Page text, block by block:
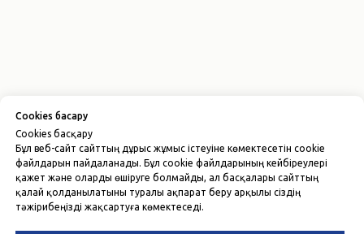
Лицензионный договор-оферта
© 2026 ООО "AZMA ACCOUNTING"
ИНН 310677164
Вернуться наверх
Cookies басқару
Cookies басқару
Бұл веб-сайт сайттың дұрыс жұмыс істеуіне көмектесетін cookie
файлдарын пайдаланады. Бұл cookie файлдарының кейбіреулері
қажет және оларды өшіруге болмайды, ал басқалары сайттың
қалай қолданылатыны туралы ақпарат беру арқылы сіздің
тәжірибеңізді жақсартуға көмектеседі.